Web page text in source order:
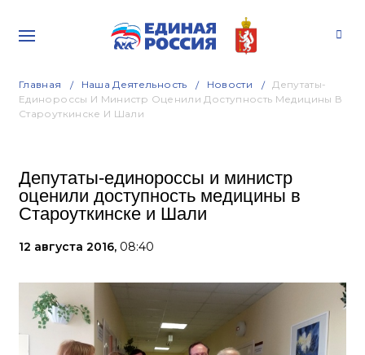
Главная Наша Деятельность Новости
Депутаты-
Единороссы И Министр Оценили Доступность Медицины В
Староуткинске И Шали
Депутаты-единороссы и министр
оценили доступность медицины в
Староуткинске и Шали
12 августа 2016, 08:40